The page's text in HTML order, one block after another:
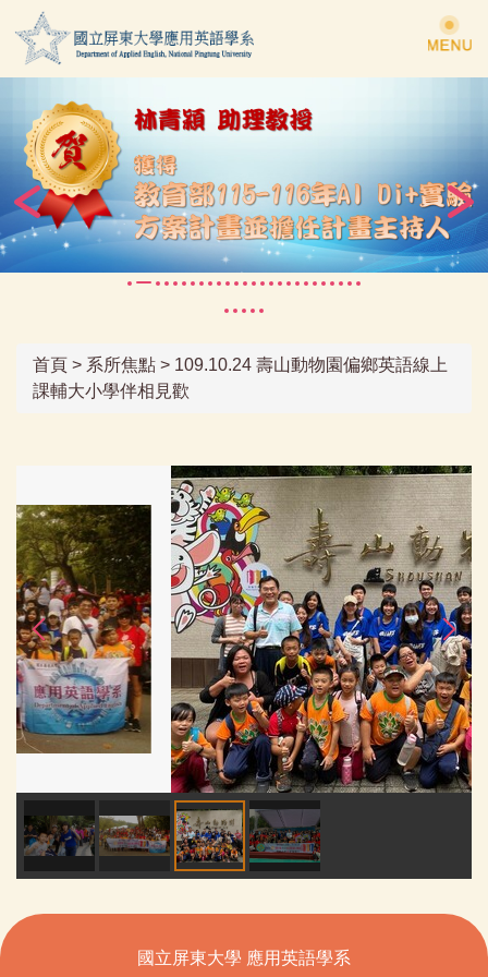
到
主
容
首頁 > 系所焦點 > 109.10.24 壽山動物園偏鄉英語線上
課輔大小學伴相見歡
國立屏東大學 應用英語學系